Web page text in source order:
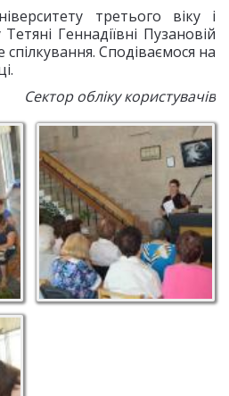
третього віку і
Геннадіївні Пузановій
спілкування. Сподіваємося на
Сектор обліку користувачів